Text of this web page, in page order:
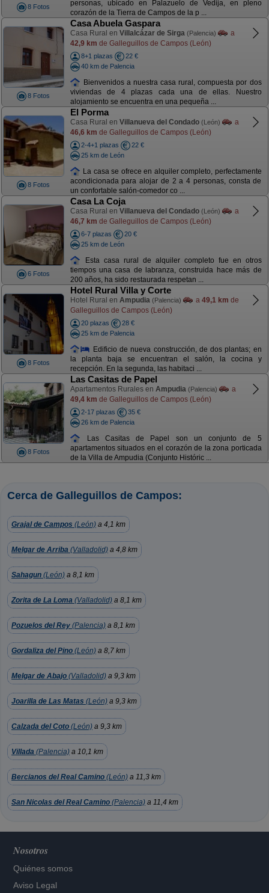
8 Fotos
personas, ubicado en Palazuelo de Vedija, en pleno
corazón de la Tierra de Campos de la p ...
8 Fotos
Casa Abuela Gaspara
Casa Rural en Villalcázar de Sirga (Palencia)
a
42,9 km de Galleguillos de Campos (León)
8+1 plazas
22 €
40 km de Palencia
Bienvenidos a nuestra casa rural, compuesta por dos
viviendas de 4 plazas cada una de ellas. Nuestro
alojamiento se encuentra en una pequeña ...
8 Fotos
El Porma
Casa Rural en Villanueva del Condado (León)
a
46,6 km de Galleguillos de Campos (León)
2-4+1 plazas
22 €
25 km de León
La casa se ofrece en alquiler completo, perfectamente
acondicionada para alojar de 2 a 4 personas, consta de
un confortable salón-comedor co ...
6 Fotos
Casa La Coja
Casa Rural en Villanueva del Condado (León)
a
46,7 km de Galleguillos de Campos (León)
6-7 plazas
20 €
25 km de León
Esta casa rural de alquiler completo fue en otros
tiempos una casa de labranza, construida hace más de
200 años, ha sido restaurada respetan ...
8 Fotos
Hotel Rural Villa y Corte
Hotel Rural en Ampudia (Palencia) a 49,1 km de
Galleguillos de Campos (León)
20 plazas
28 €
25 km de Palencia
Edificio de nueva construcción, de dos plantas; en
la planta baja se encuentran el salón, la cocina y
recepción. En la segunda, las habitaci ...
8 Fotos
Las Casitas de Papel
Apartamentos Rurales en Ampudia (Palencia)
a
49,4 km de Galleguillos de Campos (León)
2-17 plazas
35 €
26 km de Palencia
Las Casitas de Papel son un conjunto de 5
apartamentos situados en el corazón de la zona porticada
de la Villa de Ampudia (Conjunto Históric ...
Cerca de Galleguillos de Campos:
Grajal de Campos (León) a 4,1 km
Melgar de Arriba (Valladolid) a 4,8 km
Sahagun (León) a 8,1 km
Zorita de La Loma (Valladolid) a 8,1 km
Pozuelos del Rey (Palencia) a 8,1 km
Gordaliza del Pino (León) a 8,7 km
Melgar de Abajo (Valladolid) a 9,3 km
Joarilla de Las Matas (León) a 9,3 km
Calzada del Coto (León) a 9,3 km
Villada (Palencia) a 10,1 km
Bercianos del Real Camino (León) a 11,3 km
San Nicolas del Real Camino (Palencia) a 11,4 km
Nosotros
Quiénes somos
Aviso Legal